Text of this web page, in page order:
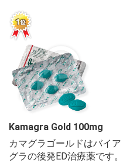
Kamagra Gold 100mg
カマグラゴールドはバイア
グラの後発ED治療薬です。